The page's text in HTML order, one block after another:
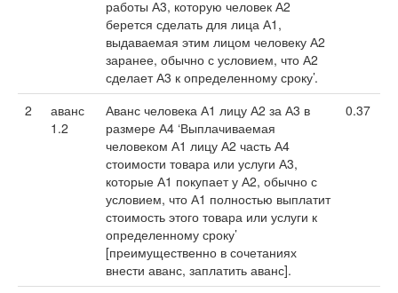
работы А3, которую человек А2
берется сделать для лица А1,
выдаваемая этим лицом человеку А2
заранее, обычно с условием, что А2
сделает А3 к определенному сроку’.
2
аванс
1.2
Аванс человека А1 лицу А2 за А3 в
размере А4 ‘Выплачиваемая
человеком А1 лицу А2 часть А4
стоимости товара или услуги А3,
которые А1 покупает у А2, обычно с
условием, что А1 полностью выплатит
стоимость этого товара или услуги к
определенному сроку’
[преимущественно в сочетаниях
внести аванс, заплатить аванс].
0.37